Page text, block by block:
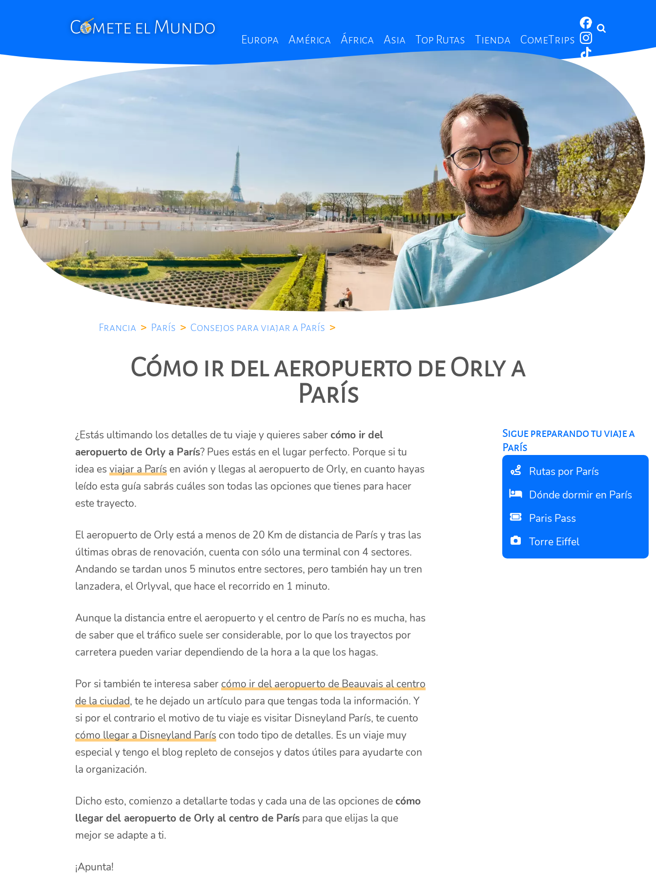
Main
navigation
Europa América África Asia Top Rutas Tienda ComeTrips
Francia > París > Consejos para viajar a París >
Cómo ir del aeropuerto de Orly a
París
¿Estás ultimando los detalles de tu viaje y quieres sabercómo ir del
aeropuerto de Orly a París? Pues estás en el lugar perfecto. Porque si tu
idea esviajar a París en avión y llegas al aeropuerto de Orly, en cuanto hayas
leído esta guía sabrás cuáles son todas las opciones que tienes para hacer
este trayecto.
El aeropuerto de Orly está a menos de 20 Km de distancia de París y tras las
últimas obras de renovación, cuenta con sólo una terminal con 4 sectores.
Andando se tardan unos 5 minutos entre sectores, pero también hay un tren
lanzadera, el Orlyval, que hace el recorrido en 1 minuto.
Aunque la distancia entre el aeropuerto y el centro de París no es mucha, has
de saber que el tráfico suele ser considerable, por lo que los trayectos por
carretera pueden variar dependiendo de la hora a la que los hagas.
Por si también te interesa sabercómo ir del aeropuerto de Beauvais al centro
de la ciudad, te he dejado un artículo para que tengas toda la información. Y
si por el contrario el motivo de tu viaje es visitar Disneyland París, te cuento
cómo llegar a Disneyland París con todo tipo de detalles. Es un viaje muy
especial y tengo el blog repleto de consejos y datos útiles para ayudarte con
la organización.
Dicho esto, comienzo a detallarte todas y cada una de las opciones decómo
llegar del aeropuerto de Orly al centro de París para que elijas la que
mejor se adapte a ti.
¡Apunta!
Sigue preparando tu viaje a
París
Rutas por París
Dónde dormir en París
Paris Pass
Torre Eiffel